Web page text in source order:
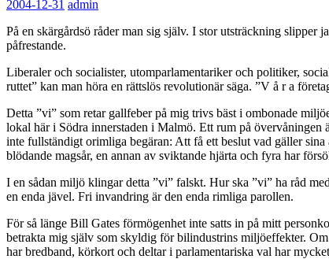
2004-12-31 admin
På en skärgårdsö råder man sig själv. I stor utsträckning
påfrestande.
Liberaler och socialister, utomparlamentariker och politiker,
ruttet” kan man höra en rättslös revolutionär säga. ”V å r a
Detta ”vi” som retar gallfeber på mig trivs bäst i ombonade
lokal här i Södra innerstaden i Malmö. Ett rum på
inte fullständigt orimliga begäran: Att få ett beslut vad gäller
blödande magsår, en annan av sviktande hjärta och fyra har
I en sådan miljö klingar detta ”vi” falskt. Hur ska ”vi” ha råd
en enda jävel. Fri invandring är den enda rimliga parollen.
För så länge Bill Gates förmögenhet inte satts in på mitt
betrakta mig själv som skyldig för bilindustrins miljöeffekter.
har bredband, körkort och deltar i parlamentariska val har